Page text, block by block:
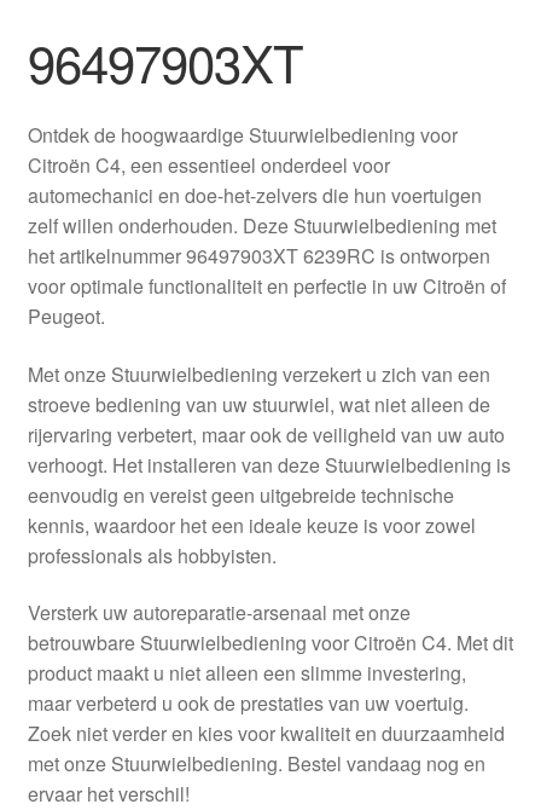
Betalingen
Contact
Kassa
Klachten
Klachtenprocedure
Levering
Mijn account
Over ons
Wereldwijde verzending
Winkelwagen
96497903XT
Ontdek de hoogwaardige Stuurwielbediening voor
Citroën C4, een essentieel onderdeel voor
automechanici en doe-het-zelvers die hun voertuigen
zelf willen onderhouden. Deze Stuurwielbediening met
het artikelnummer 96497903XT 6239RC is ontworpen
voor optimale functionaliteit en perfectie in uw Citroën of
Peugeot.
Met onze Stuurwielbediening verzekert u zich van een
stroeve bediening van uw stuurwiel, wat niet alleen de
rijervaring verbetert, maar ook de veiligheid van uw auto
verhoogt. Het installeren van deze Stuurwielbediening is
eenvoudig en vereist geen uitgebreide technische
kennis, waardoor het een ideale keuze is voor zowel
professionals als hobbyisten.
Versterk uw autoreparatie-arsenaal met onze
betrouwbare Stuurwielbediening voor Citroën C4. Met dit
product maakt u niet alleen een slimme investering,
maar verbeterd u ook de prestaties van uw voertuig.
Zoek niet verder en kies voor kwaliteit en duurzaamheid
met onze Stuurwielbediening. Bestel vandaag nog en
ervaar het verschil!